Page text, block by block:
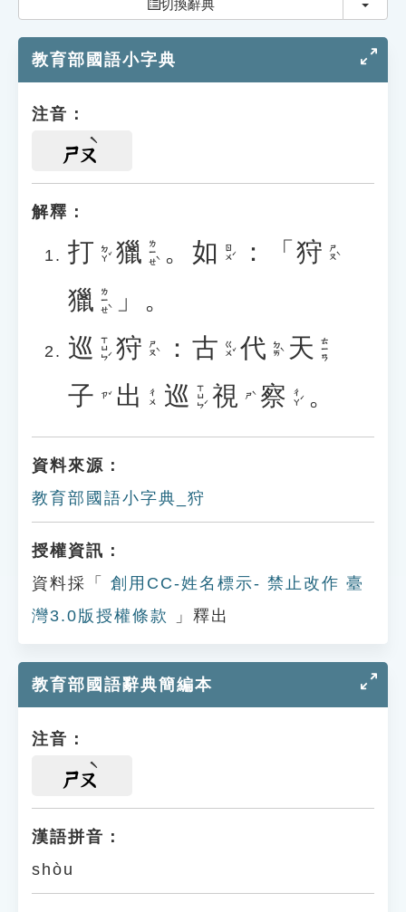
切換辭典 切換
教育部國語小字典
注音：
ㄕㄡ
解釋：
打 ㄉㄚˇ 獵 ㄌㄧㄝˋ 。 如 ㄖㄨˊ ：「 狩 ㄕㄡˋ
獵 ㄌㄧㄝˋ
」。
巡 ㄒㄩㄣˊ 狩 ㄕㄡˋ ： 古 ㄍㄨˇ 代 ㄉㄞˋ 天 ㄊㄧㄢ
子 ㄗˇ 出 ㄔㄨ 巡 ㄒㄩㄣˊ 視 ㄕˋ 察 ㄔㄚˊ 。
資料來源：
教育部國語小字典_狩
授權資訊：
資料採「
創用CC-姓名標示- 禁止改作 臺
灣3.0版授權條款
」釋出
教育部國語辭典簡編本
注音：
ㄕㄡ
漢語拼音：
shòu